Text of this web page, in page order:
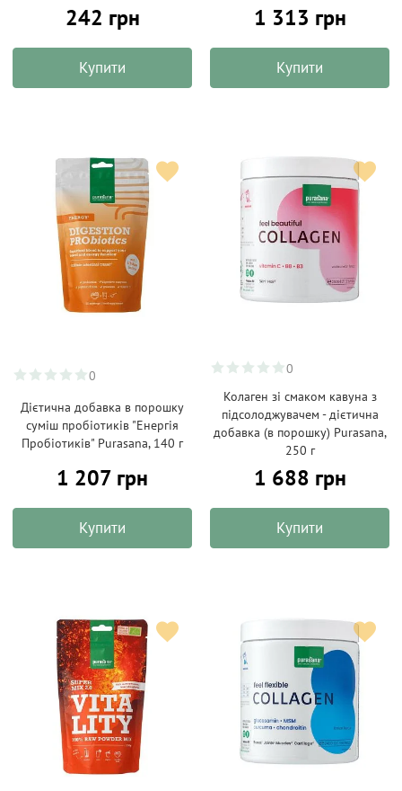
242 грн
Купити
1 313 грн
Купити
0
Дієтична добавка в порошку
суміш пробіотиків "Енергія
Пробіотиків" Purasana, 140 г
1 207 грн
Купити
0
Колаген зі смаком кавуна з
підсолоджувачем - дієтична
добавка (в порошку) Purasana,
250 г
1 688 грн
Купити